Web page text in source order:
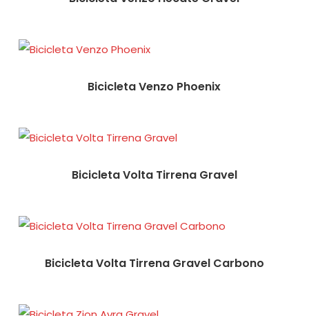
Bicicleta Venzo Phoenix
Bicicleta Volta Tirrena Gravel
Bicicleta Volta Tirrena Gravel Carbono